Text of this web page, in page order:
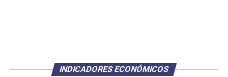
INDICADORES ECONÓMICOS